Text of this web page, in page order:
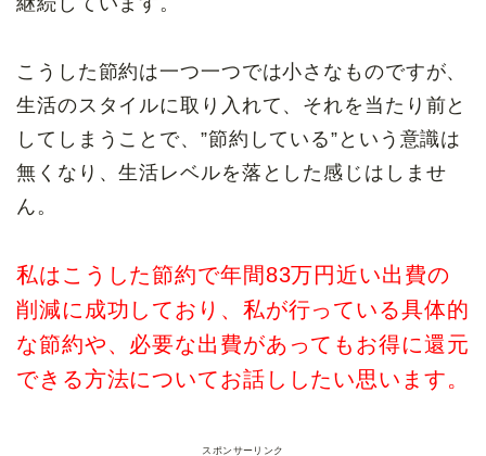
こうした節約は一つ一つでは小さなものですが、
生活のスタイルに取り入れて、それを当たり前と
してしまうことで、”節約している”という意識は
無くなり、生活レベルを落とした感じはしませ
ん。
私はこうした節約で年間83万円近い出費の
削減に成功しており、私が行っている具体的
な節約や、必要な出費があってもお得に還元
できる方法についてお話ししたい思います。
スポンサーリンク